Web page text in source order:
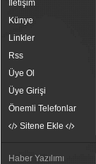
İletişim
Künye
Linkler
Rss
Üye Ol
Üye Girişi
Önemli Telefonlar
Sitene Ekle
Haber Yazılımı